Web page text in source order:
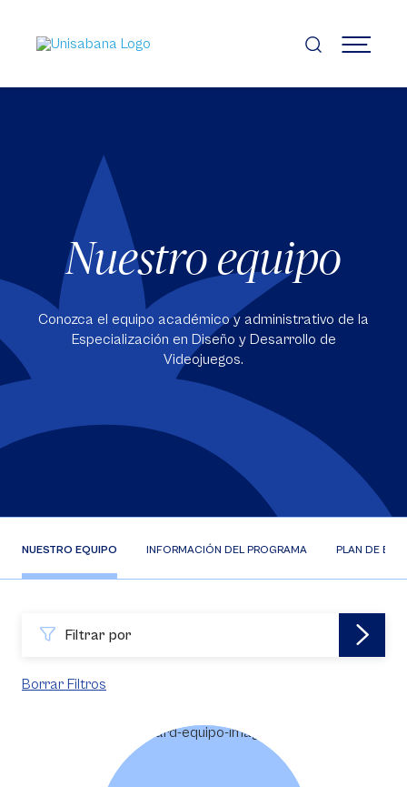
contenido
principal
MENÚ
Nuestro equipo
Conozca el equipo académico y administrativo de la
Especialización en Diseño y Desarrollo de
Videojuegos.
NUESTRO EQUIPO INFORMACIÓN DEL PROGRAMA PLAN DE
Filtrar por
Borrar Filtros